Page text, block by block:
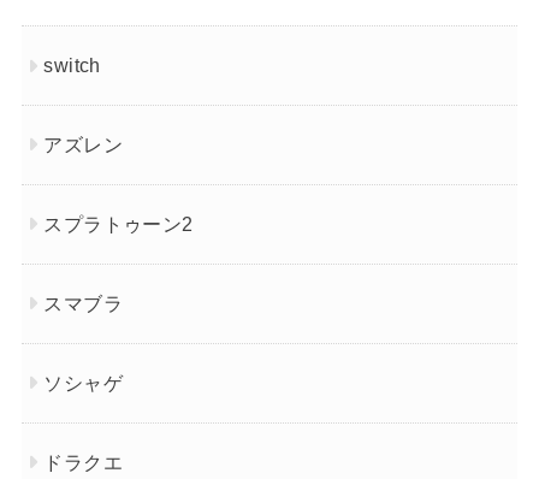
switch
アズレン
スプラトゥーン2
スマブラ
ソシャゲ
ドラクエ